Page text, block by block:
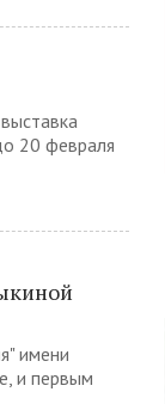
20 февраля
имени
и первым